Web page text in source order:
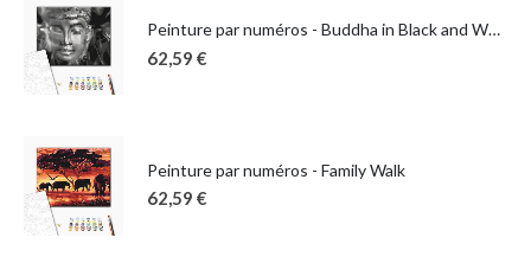
Peinture par numéros - Buddha in Black and White
62,59 €
Peinture par numéros - Family Walk
62,59 €